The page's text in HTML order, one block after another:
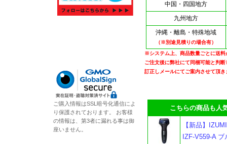
中国・四国地方
九州地方
沖縄・離島・特殊地域
（※別途見積りの場合有）
※システム上、商品数量ごとに送料
ご注文後に弊社にて同梱可能と判
訂正しメールにてご案内させて頂き
こちらの商品も人気
【新品】
IZF-V559-A ブ
ご購入情報はSSL暗号化通信によ
り保護されております。 お客様
の情報は、第3者に漏れる事は御
座いません。